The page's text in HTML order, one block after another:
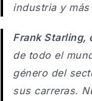
industria y más
Frank Starling,
de todo el
género del
sus carreras.